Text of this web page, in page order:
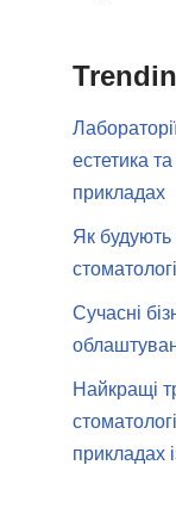
естетика
прикладах
Як будують
Сучасні
Найкращі
прикладах